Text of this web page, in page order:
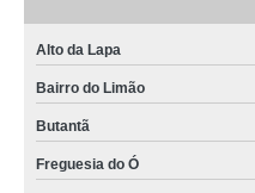
Alto da Lapa
Bairro do Limão
Butantã
Freguesia do Ó